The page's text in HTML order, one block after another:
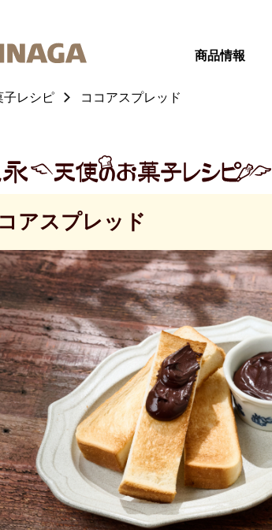
商品情報
子レシピ ココアスプレッド
アスプレッド